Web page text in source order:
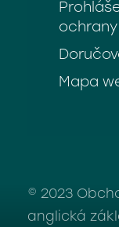
Mapa
© 2023
anglická